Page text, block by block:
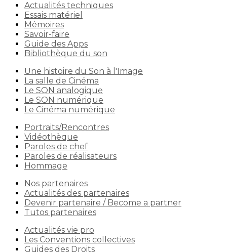
Actualités techniques
Essais matériel
Mémoires
Savoir-faire
Guide des Apps
Bibliothèque du son
Une histoire du Son à l'Image
La salle de Cinéma
Le SON analogique
Le SON numérique
Le Cinéma numérique
Portraits/Rencontres
Vidéothèque
Paroles de chef
Paroles de réalisateurs
Hommage
Nos partenaires
Actualités des partenaires
Devenir partenaire / Become a partner
Tutos partenaires
Actualités vie pro
Les Conventions collectives
Guides des Droits